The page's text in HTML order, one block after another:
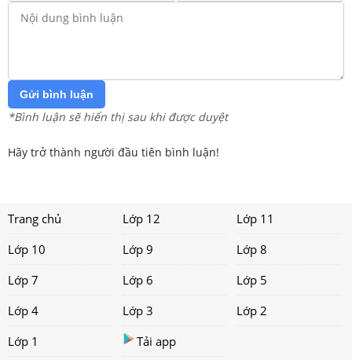
Gửi bình luận
*Bình luận sẽ hiển thị sau khi được duyệt
Hãy trở thành người đầu tiên bình luận!
Trang chủ Lớp 12
Lớp 11
Lớp 10
Lớp 9
Lớp 8
Lớp 7
Lớp 6
Lớp 5
Lớp 4
Lớp 3
Lớp 2
Lớp 1
Tải app